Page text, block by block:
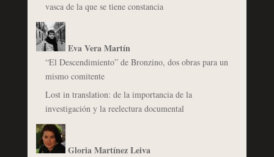
vasca de la que se tiene constancia
Eva Vera Martín
“El Descendimiento” de Bronzino, dos obras para un
mismo comitente
Lost in translation: de la importancia de la
investigación y la reelectura documental
Gloria Martínez Leiva